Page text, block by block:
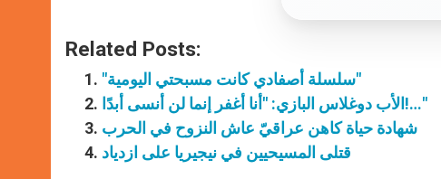
Related Posts:
"سلسلة أصفادي كانت مسبحتي اليومية"
الأب دوغلاس البازي: "أنا أغفر إنما لن أنسى أبدًا!…"
شهادة حياة كاهن عراقيّ عاش النزوح في الحرب
قتلى المسيحيين في نيجيريا على ازدياد